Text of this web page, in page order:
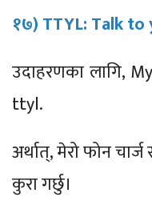
१७) TTYL: Talk
उदाहरणका लागि,
ttyl.
अर्थात्, मेरो फोन
कुरा गर्छु।